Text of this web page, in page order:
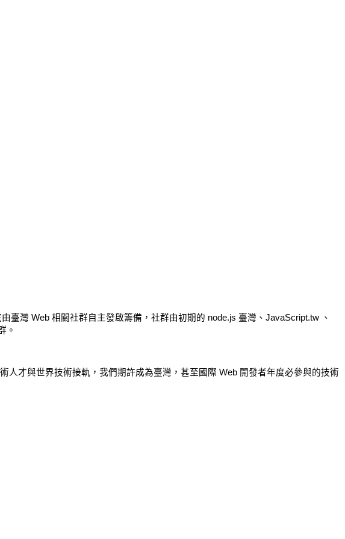
臺灣 Web 相關社群自主發啟籌備，社群由初期的 node.js 臺灣、JavaScript.tw 、
。
才與世界技術接軌，我們期許成為臺灣，甚至國際 Web 開發者年度必參與的技術